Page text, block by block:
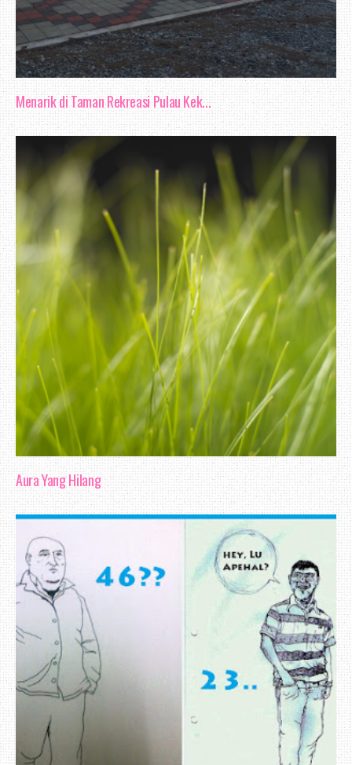
Menarik di Taman Rekreasi Pulau Kek...
Aura Yang Hilang